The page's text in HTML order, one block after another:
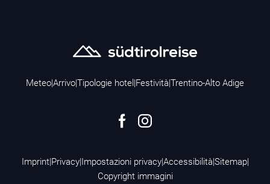
Meteo|Arrivo|Tipologie hotel |Festività|Trentino-Alto Adige
Imprint|Privacy|Impostazioni privacy|Accessibilità|Sitemap|
Copyright immagini